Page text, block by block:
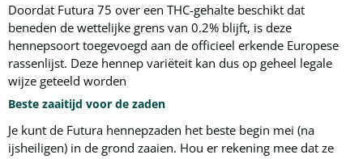
Doordat Futura 75 over een THC-gehalte beschikt dat
beneden de wettelijke grens van 0.2% blijft, is deze
hennepsoort toegevoegd aan de officieel erkende Europese
rassenlijst. Deze hennep variëteit kan dus op geheel legale
wijze geteeld worden
Beste zaaitijd voor de zaden
Je kunt de Futura hennepzaden het beste begin mei (na
ijsheiligen) in de grond zaaien. Hou er rekening mee dat ze